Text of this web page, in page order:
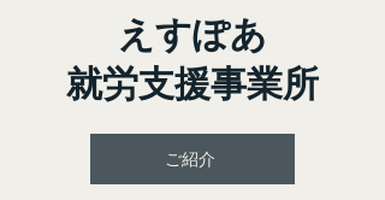
​えすぽあ
就労支援事業所
ご紹介